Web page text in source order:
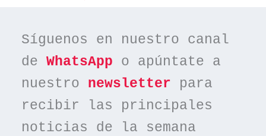
Síguenos en nuestro canal
de WhatsApp o apúntate a
nuestro newsletter para
recibir las principales
noticias de la semana